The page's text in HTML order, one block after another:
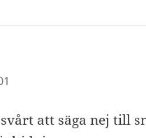
att säga nej till